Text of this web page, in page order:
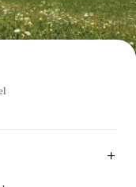
Auf der Karte anzeigen